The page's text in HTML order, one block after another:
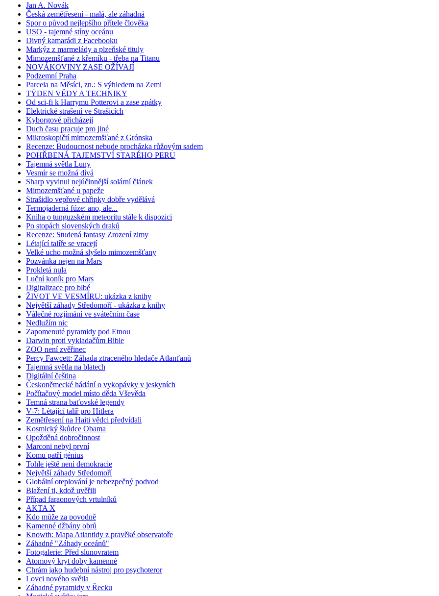
Jan A. Novák
Česká zemětřesení - malá, ale záhadná
Spor o původ nejlepšího přítele člověka
USO - tajemné stíny oceánu
Divný kamarádi z Facebooku
Markýz z marmelády a plzeňské tituly
Mimozemšťané z křemíku - třeba na Titanu
NOVÁKOVINY ZASE OŽÍVAJÍ
Podzemní Praha
Parcela na Měsíci, zn.: S výhledem na Zemi
TÝDEN VĚDY A TECHNIKY
Od sci-fi k Harrymu Potterovi a zase zpátky
Elektrické strašení ve Strašicích
Kyborgové přicházejí
Duch času pracuje pro jiné
Mikroskopičtí mimozemšťané z Grónska
Recenze: Budoucnost nebude procházka růžovým sadem
POHŘBENÁ TAJEMSTVÍ STARÉHO PERU
Tajemná světla Luny
Vesmír se možná dívá
Sharp vyvinul nejúčinnější solární článek
Mimozemšťané u papeže
Strašidlo vepřové chřipky dobře vydělává
Termojaderná fúze: ano, ale...
Kniha o tunguzském meteoritu stále k dispozici
Po stopách slovenských draků
Recenze: Studená fantasy Zrození zimy
Létající talíře se vracejí
Velké ucho možná slyšelo mimozemšťany
Pozvánka nejen na Mars
Prokletá nula
Luční koník pro Mars
Digitalizace pro blbé
ŽIVOT VE VESMÍRU: ukázka z knihy
Největší záhady Středomoří - ukázka z knihy
Válečné rozjímání ve svátečním čase
Nedlužím nic
Zapomenuté pyramidy pod Etnou
Darwin proti vykladačům Bible
ZOO není zvěřinec
Percy Fawcett: Záhada ztraceného hledače Atlanťanů
Tajemná světla na blatech
Digitální čeština
Českoněmecké hádání o vykopávky v jeskyních
Počítačový model místo děda Vševěda
Temná strana baťovské legendy
V-7: Létající talíř pro Hitlera
Zemětřesení na Haiti vědci předvídali
Kosmický škůdce Obama
Opožděná dobročinnost
Marconi nebyl první
Komu patří génius
Tohle ještě není demokracie
Největší záhady Středomoří
Globální oteplování je nebezpečný podvod
Blažení ti, kdož uvěřili
Případ faraonových vrtulníků
AKTA X
Kdo může za povodně
Kamenné džbány obrů
Knowth: Mapa Atlantidy z pravěké observatoře
Záhadné "Záhady oceánů"
Fotogalerie: Před slunovratem
Atomový kryt doby kamenné
Chrám jako hudební nástroj pro psychoteror
Lovci nového světla
Záhadné pyramidy v Řecku